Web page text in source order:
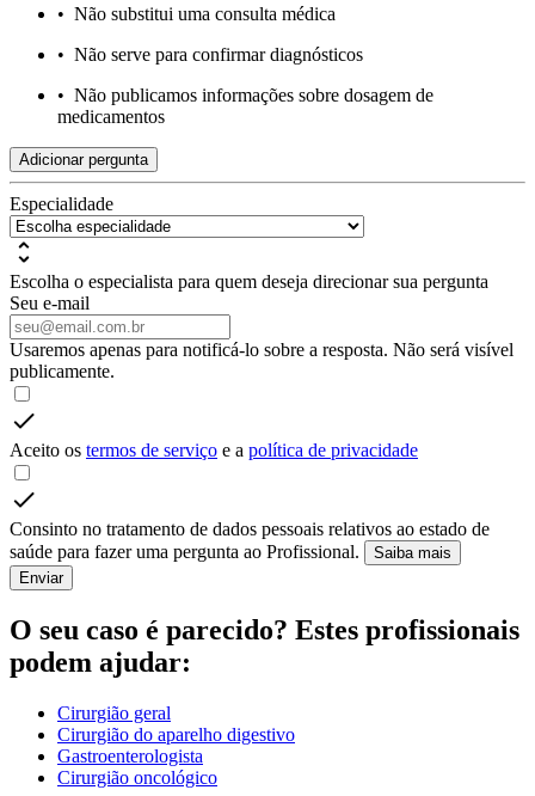
• Não substitui uma consulta médica
• Não serve para confirmar diagnósticos
• Não publicamos informações sobre dosagem de
medicamentos
Adicionar pergunta
Especialidade
Escolha o especialista para quem deseja direcionar sua pergunta
Seu e-mail
Usaremos apenas para notificá-lo sobre a resposta. Não será visível
publicamente.
Aceito os termos de serviço e a política de privacidade
Consinto no tratamento de dados pessoais relativos ao estado de
saúde para fazer uma pergunta ao Profissional.
Saiba mais
Enviar
O seu caso é parecido? Estes profissionais
podem ajudar:
Cirurgião geral
Cirurgião do aparelho digestivo
Gastroenterologista
Cirurgião oncológico